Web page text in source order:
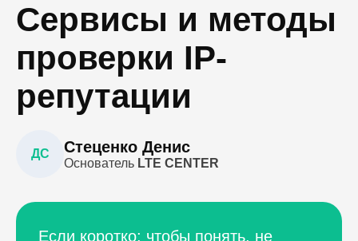
Сервисы и методы
проверки IP-
репутации
ДС Стеценко Денис
Основатель LTE CENTER
Если коротко: чтобы понять, не